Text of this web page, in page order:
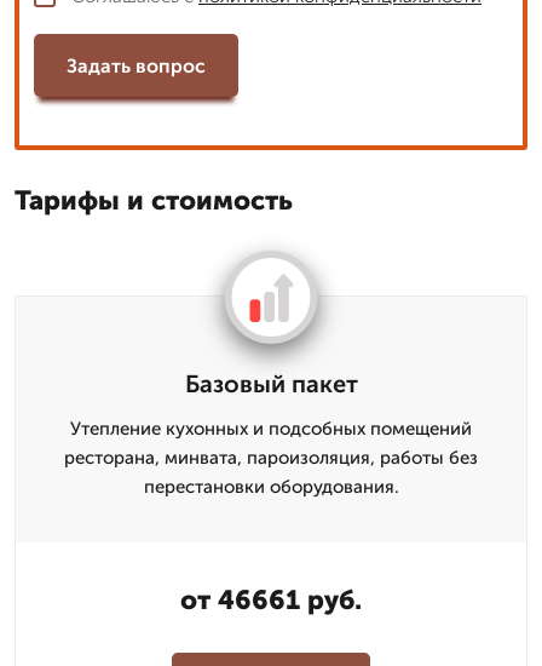
Задать вопрос
Тарифы и стоимость
Базовый пакет
Утепление кухонных и подсобных помещений
ресторана, минвата, пароизоляция, работы без
перестановки оборудования.
от 46661 руб.